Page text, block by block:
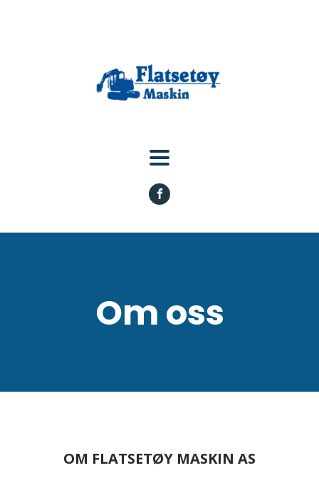
Om oss
OM FLATSETØY MASKIN AS